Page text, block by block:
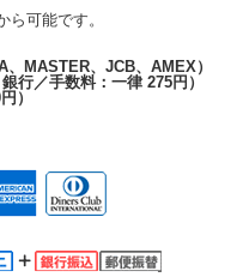
可能です。
MASTER、JCB、AMEX）
行／手数料：一律 275円）
）